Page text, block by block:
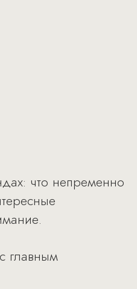
что непременно
главным